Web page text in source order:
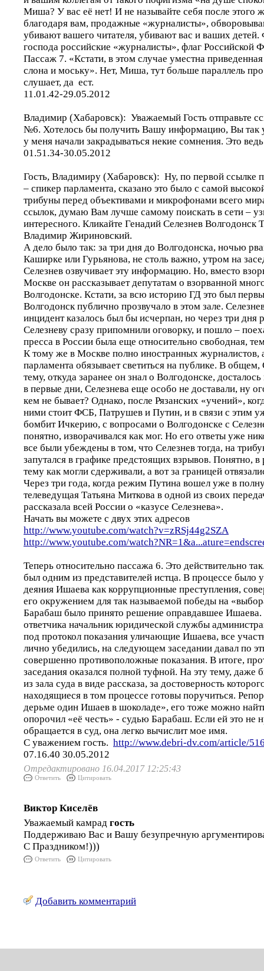
Миша? У вас её нет! И не называйте себя после этого
благодаря вам, продажные «журналисты»,
убивают вашего читателя, убивают вас и ваших детей.
господа российские «журналисты», флаг Российской
Пассаж 7. «Кстати, в этом случае уместна
слона и моську». Нет, Миша, тут больше параллель
слушает, да ест.
11.01.42-29.05.2012
Владимир (Хабаровск): Уважаемый Гость отправьте
№6. Хотелось бы получить Вашу информацию, Вы так
у меня начали закрадываться некие сомнения. Это
01.51.34-30.05.2012
Гость, Владимиру (Хабаровск): Ну, по первой ссылке
– спикер парламента, сказано это было с самой
трибуны перед объективами и микрофонами всего
ссылок, думаю Вам лучше самому поискать в сети –
интересного. Кликайте Генадий Селезнев Волгодонск
Владимир Жириновский.
А дело было так: за три дня до Волгодонска, ночью
Каширке или Гурьянова, не столь важно, утром на
Селезнев озвучивает эту информацию. Но, вместо
Москве он рассказывает депутатам о взорванной
Волгодонске. Кстати, за всю историю ГД это был
Волгодонск публично прозвучало в этом зале.
инцидент казалось был бы исчерпан, но через три дня
Селезневу сразу припомнили оговорку, и пошло –
пресса в России была еще относительно свободная,
К тому же в Москве полно иностранных журналистов,
парламента обязывает светиться на публике. В общем,
тему, откуда заранее он знал о Волгодонске,
в первые дни, Селезнева еще особо не доставали, ну
кем не бывает? Однако, после Рязанских «учений»,
ними стоит ФСБ, Патрушев и Путин, и в связи с этим
бомбит Ичкерию, с вопросами о Волгодонске с
понятно, изворачивался как мог. Но его ответы уже
все были убеждены в том, что Селезнев тогда, на
запутался в графике предстоящих взрывов. Понятно,
тему как могли сдерживали, а вот за границей
Через три года, когда режим Путина вошел уже в
телеведущая Татьяна Миткова в одной из своих
рассказала всей России о «казусе Селезнева».
Начать вы можете с двух этих адресов
http://www.youtube.com/watch?v=zRSj44g2SZA
http://www.youtube.com/
Теперь относительно пассажа 6. Это действительно
был одним из представителей истца. В процессе было
деяния Ишаева как коррупционные преступления,
его окружением для так называемой победы на
Барабаш было принято решение оправдавшее Ишаева.
ответчика начальник юридической службы
под протокол показания уличающие Ишаева, все
лично убедились, на следующем заседании давал по
совершенно противоположные показания. В итоге,
заседания оказался полной туфной. На эту тему, даже
из зала суда в виде рассказа, за достоверность
находящиеся в том процессе готовы поручиться.
дерьме один Ишаев в шоколаде», его тоже можно
опорочил «её честь» - судью Барабаш. Если ей это не
обращается в суд, она легко вычислит мое имя.
С уважением гость. http://www.debri-dv.com/article/
07.16.40 30.05.2012
Отредактировано 16.04.2017 12:25:43
Ответить Цитировать
Виктор Киселёв
Уважаемый камрад гость
Поддерживаю Вас и Вашу безупречную
С Праздником!)))
Ответить Цитировать
Добавить комментарий